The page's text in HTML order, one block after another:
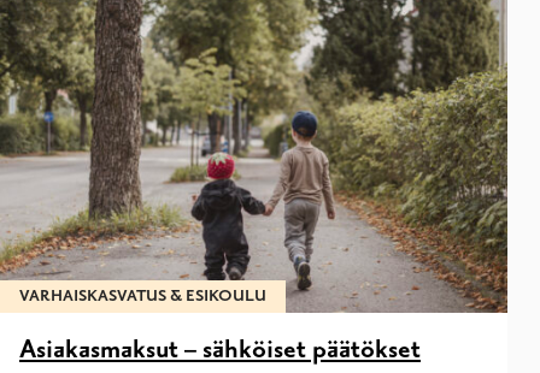
VARHAISKASVATUS & ESIKOULU
Asiakasmaksut – sähköiset päätökset